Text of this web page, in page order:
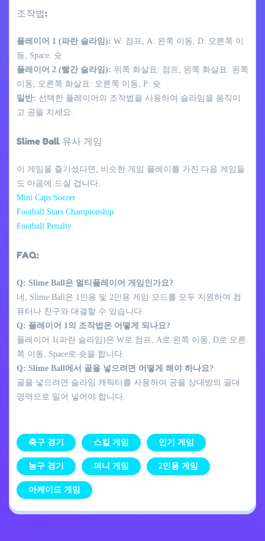
조작법:
플레이어 1 (파란 슬라임): W: 점프, A: 왼쪽 이동, D: 오른쪽 이
동, Space: 슛
플레이어 2 (빨간 슬라임): 위쪽 화살표: 점프, 왼쪽 화살표: 왼쪽
이동, 오른쪽 화살표: 오른쪽 이동, P: 슛
일반: 선택한 플레이어의 조작법을 사용하여 슬라임을 움직이
고 공을 치세요.
Slime Ball 유사 게임
이 게임을 즐기셨다면, 비슷한 게임 플레이를 가진 다음 게임들
도 마음에 드실 겁니다.
Mini Caps Soccer
Football Stars Championship
Football Penalty
FAQ:
Q: Slime Ball은 멀티플레이어 게임인가요?
네, Slime Ball은 1인용 및 2인용 게임 모드를 모두 지원하여 컴
퓨터나 친구와 대결할 수 있습니다.
Q: 플레이어 1의 조작법은 어떻게 되나요?
플레이어 1(파란 슬라임)은 W로 점프, A로 왼쪽 이동, D로 오른
쪽 이동, Space로 슛을 합니다.
Q: Slime Ball에서 골을 넣으려면 어떻게 해야 하나요?
골을 넣으려면 슬라임 캐릭터를 사용하여 공을 상대방의 골대
영역으로 밀어 넣어야 합니다.
축구 경기 스킬 게임 인기 게임
농구 경기 퍼니 게임 2인용 게임
아케이드 게임